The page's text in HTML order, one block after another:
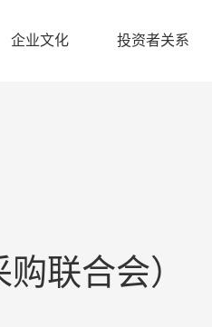
企业文化 投资者关系
联合会）